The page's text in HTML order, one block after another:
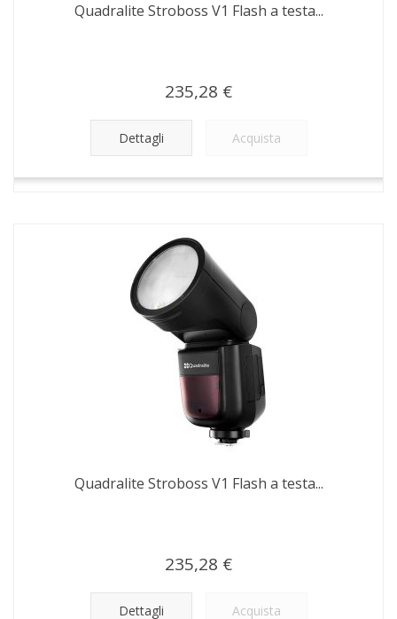
Quadralite Stroboss V1 Flash a testa...
235,28 €
Dettagli Acquista
Quadralite Stroboss V1 Flash a testa...
235,28 €
Dettagli Acquista